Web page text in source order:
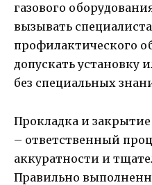
газового
вызывать
профилактического
допускать установку
без специальных
Прокладка и
– ответственный
аккуратности и
Правильно